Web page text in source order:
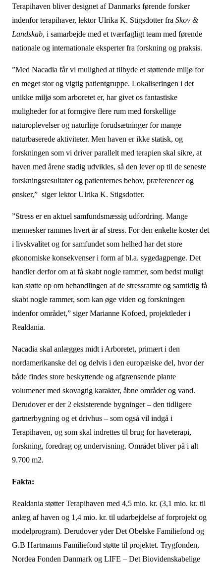
Terapihaven bliver designet af Danmarks førende forsker
indenfor terapihaver, lektor Ulrika K. Stigsdotter fra Skov &
Landskab, i samarbejde med et tværfagligt team med førende
nationale og internationale eksperter fra forskning og praksis.
”Med Nacadia får vi mulighed at tilbyde et støttende miljø for
en meget stor og vigtig patientgruppe. Lokaliseringen i det
unikke miljø som arboretet er, har givet os fantastiske
muligheder for at formgive flere rum med forskellige
naturoplevelser og naturlige forudsætninger for mange
naturbaserede aktiviteter. Men haven er ikke statisk, og
forskningen som vi driver parallelt med terapien skal sikre, at
haven med årene stadig udvikles, så den lever op til de seneste
forskningsresultater og patienternes behov, præferencer og
ønsker,” siger lektor Ulrika K. Stigsdotter.
”Stress er en aktuel samfundsmæssig udfordring. Mange
mennesker rammes hvert år af stress. For den enkelte koster det
i livskvalitet og for samfundet som helhed har det store
økonomiske konsekvenser i form af bl.a. sygedagpenge. Det
handler derfor om at få skabt nogle rammer, som bedst muligt
kan støtte op om behandlingen af de stressramte og samtidig få
skabt nogle rammer, som kan øge viden og forskningen
indenfor området,” siger Marianne Kofoed, projektleder i
Realdania.
Nacadia skal anlægges midt i Arboretet, primært i den
nordamerikanske del og delvis i den europæiske del, hvor der
både findes store beskyttende og afgrænsende plante
volumener med skovagtig karakter, åbne områder og vand.
Derudover er der 2 eksisterende bygninger – den tidligere
gartnerbygning og et drivhus – som også vil indgå i
Terapihaven, og som skal indrettes til brug for haveterapi,
forskning, foredrag og undervisning. Området bliver på i alt
9.700 m2.
Fakta:
Realdania støtter Terapihaven med 4,5 mio. kr. (3,1 mio. kr. til
anlæg af haven og 1,4 mio. kr. til udarbejdelse af forprojekt og
modelprogram). Derudover yder Det Obelske Familiefond og
G.B Hartmanns Familiefond støtte til projektet. Trygfonden,
Nordea Fonden Danmark og LIFE – Det Biovidenskabelige